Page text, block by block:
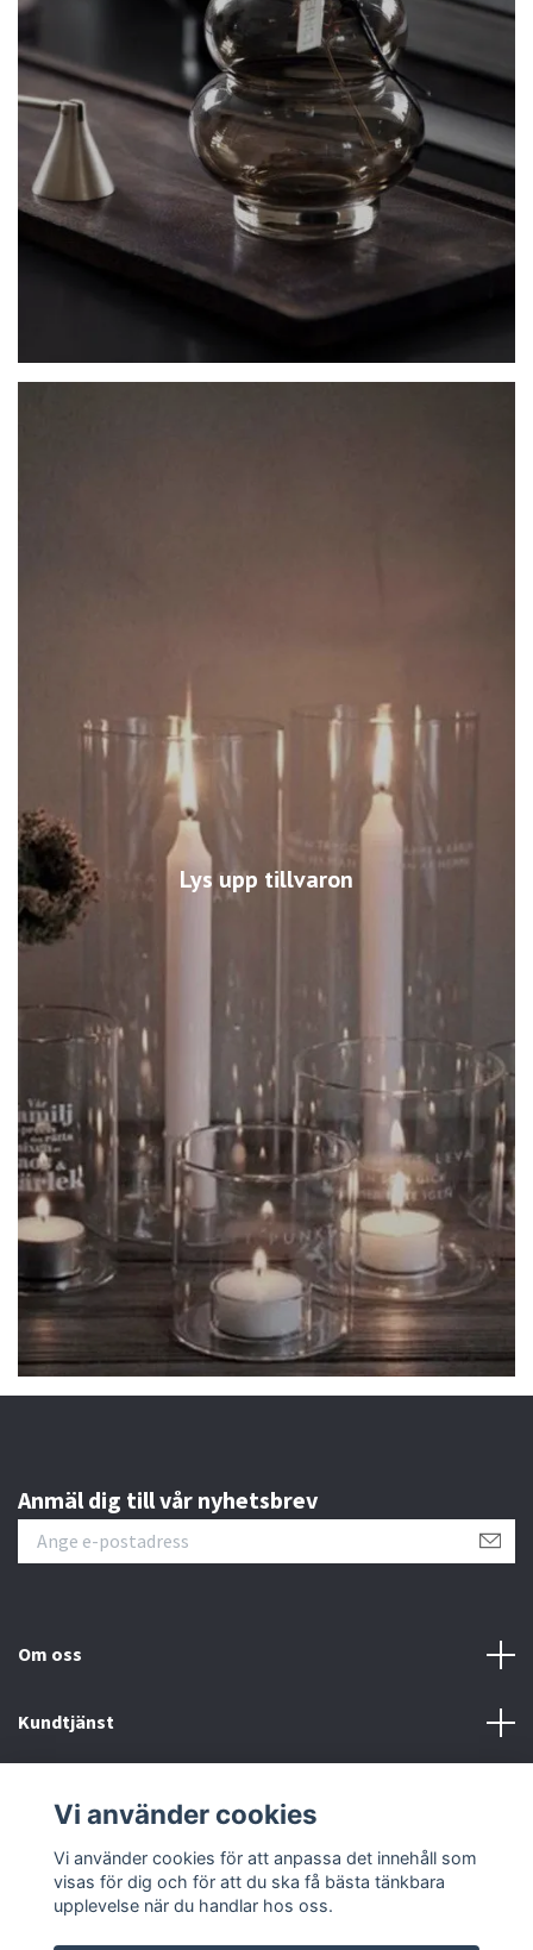
Lys upp tillvaron
Anmäl dig till vår nyhetsbrev
Om oss
Kundtjänst
Sociala medier
Vi använder cookies
Vi använder cookies för att anpassa det innehåll som
visas för dig och för att du ska få bästa tänkbara
upplevelse när du handlar hos oss.